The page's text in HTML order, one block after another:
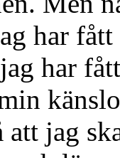
har fått
har
att jag